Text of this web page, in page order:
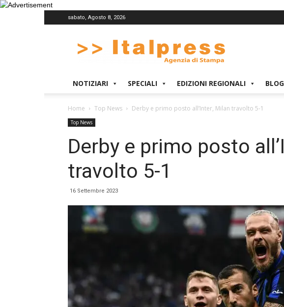
sabato, Agosto 8, 2026
NOTIZIARI SPECIALI EDIZIONI REGIONALI BLOG
Home Top News Derby e primo posto all’Inter, Milan travolto 5-1
Top News
Derby e primo posto
travolto 5-1
16 Settembre 2023